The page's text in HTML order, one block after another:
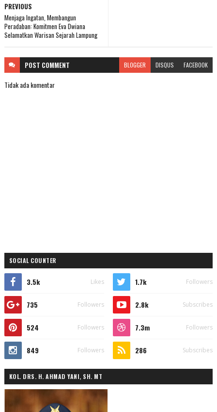
PREVIOUS
Menjaga Ingatan, Membangun
Peradaban: Komitmen Eva Dwiana
Selamatkan Warisan Sejarah Lampung
POST COMMENT BLOGGER DISQUS FACEBOOK
Tidak ada komentar
SOCIAL COUNTER
3.5k Likes 1.7k Followers
735 Followers 2.8k Subscribes
524 Followers 7.3m Followers
849 Followers 286 Subscribes
KOL. DRS. H. AHMAD YANI, SH. MT